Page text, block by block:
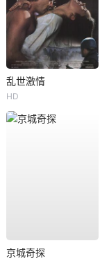
乱世激情
HD
京城奇探